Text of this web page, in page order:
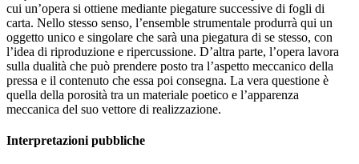
cui un’opera si ottiene mediante piegature successive di fogli di
carta. Nello stesso senso, l’ensemble strumentale produrrà qui un
oggetto unico e singolare che sarà una piegatura di se stesso, con
l’idea di riproduzione e ripercussione. D’altra parte, l’opera lavora
sulla dualità che può prendere posto tra l’aspetto meccanico della
pressa e il contenuto che essa poi consegna. La vera questione è
quella della porosità tra un materiale poetico e l’apparenza
meccanica del suo vettore di realizzazione.
Interpretazioni pubbliche